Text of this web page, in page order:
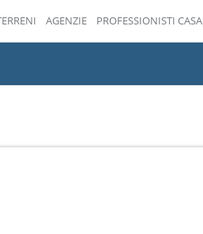
AGENZIE PROFESSIONISTI CASA